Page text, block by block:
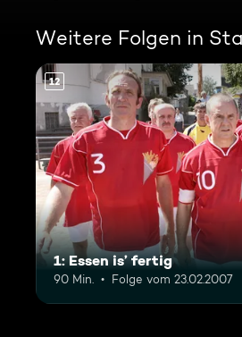
Weitere Folgen in
12
1: Essen is’ fertig
90 Min. Folge vom 23.02.2007